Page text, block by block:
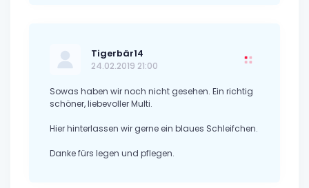
Tigerbär14
24.02.2019 21:00
Sowas haben wir noch nicht gesehen. Ein richtig
schöner, liebevoller Multi.
Hier hinterlassen wir gerne ein blaues Schleifchen.
Danke fürs legen und pflegen.